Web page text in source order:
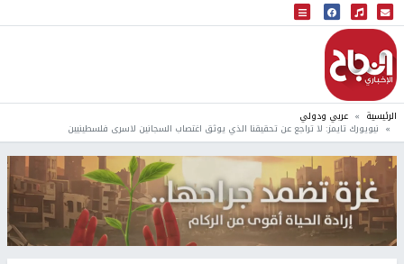
البث المباشر
إذاعة النجاح
الرئيسية عربي ودولي
نيويورك تايمز: لا تراجع عن تحقيقنا الذي يوثق اغتصاب السجانين لاسرى فلسطينيين